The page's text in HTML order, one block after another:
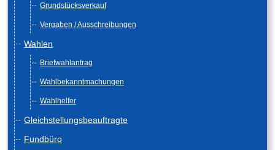
Grundstücksverkauf
Vergaben / Ausschreibungen
Wahlen
Briefwahlantrag
Wahlbekanntmachungen
Wahlhelfer
Gleichstellungsbeauftragte
Fundbüro